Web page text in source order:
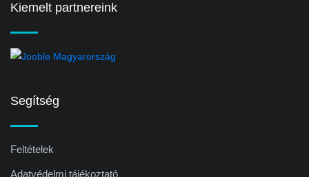
Kiemelt partnereink
Segítség
Feltételek
Adatvédelmi tájékoztató